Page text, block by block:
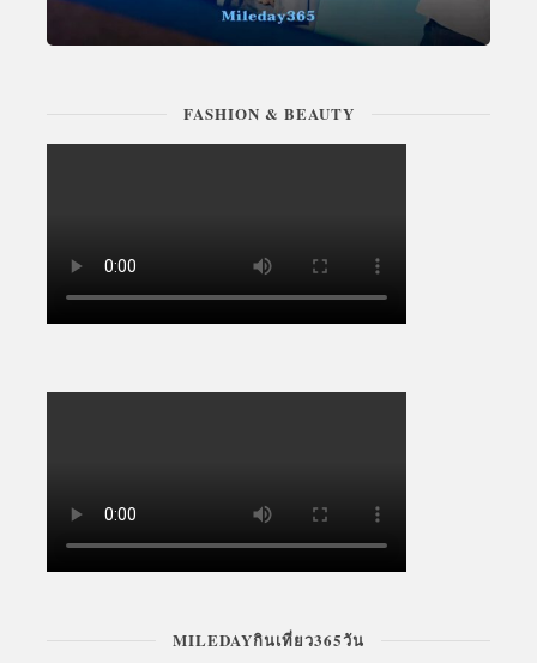
FASHION & BEAUTY
MILEDAYกินเที่ยว365วัน